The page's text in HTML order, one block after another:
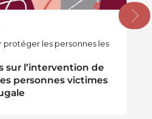
protéger les personnes les
sur l’intervention de
personnes victimes